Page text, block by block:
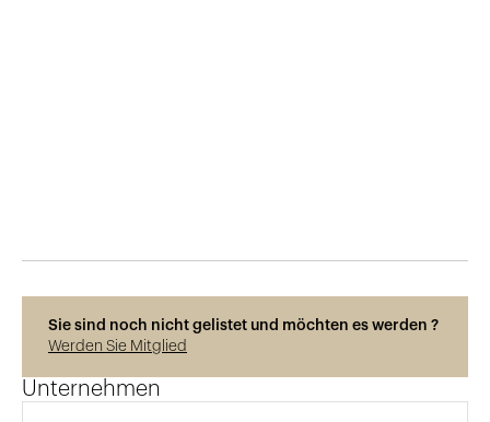
Sie sind noch nicht gelistet und möchten es werden ?
Werden Sie Mitglied
Unternehmen